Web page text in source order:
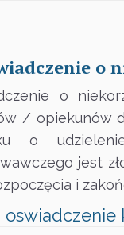
o
o
/ opiekunów
o
jest
i
oswiadczenie